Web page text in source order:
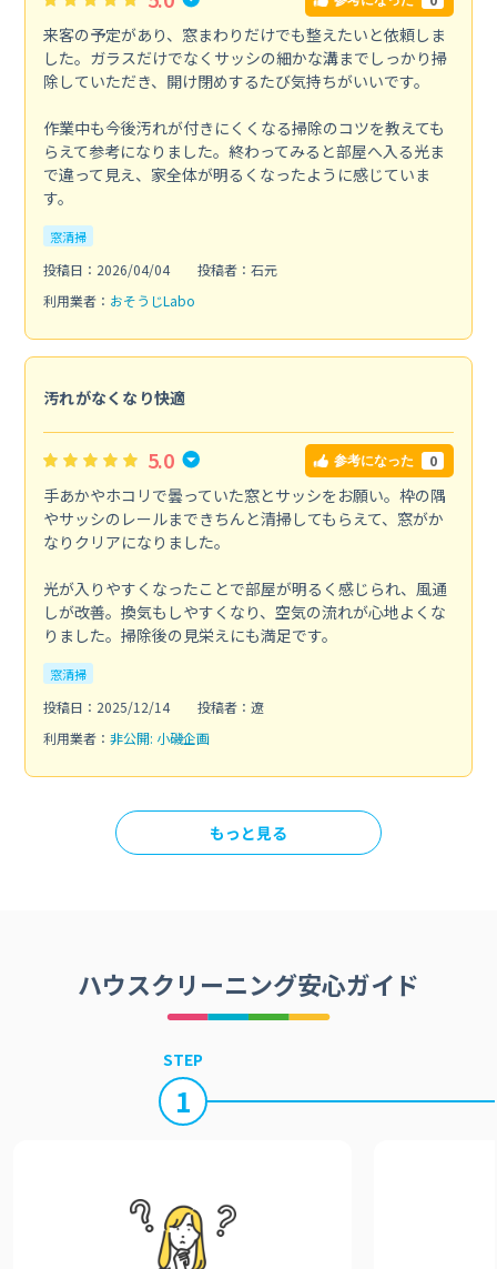
来客の予定があり、窓まわりだけでも整えたいと依頼しま
した。ガラスだけでなくサッシの細かな溝までしっかり掃
除していただき、開け閉めするたび気持ちがいいです。
作業中も今後汚れが付きにくくなる掃除のコツを教えても
らえて参考になりました。終わってみると部屋へ入る光ま
で違って見え、家全体が明るくなったように感じていま
す。
窓清掃
投稿日：2026/04/04
投稿者：石元
利用業者： おそうじLabo
汚れがなくなり快適
5.0 参考になった 0
手あかやホコリで曇っていた窓とサッシをお願い。枠の隅
やサッシのレールまできちんと清掃してもらえて、窓がか
なりクリアになりました。
光が入りやすくなったことで部屋が明るく感じられ、風通
しが改善。換気もしやすくなり、空気の流れが心地よくな
りました。掃除後の見栄えにも満足です。
窓清掃
投稿日：2025/12/14
投稿者：遼
利用業者： 非公開: 小磯企画
もっと見る
ハウスクリーニング安心ガイド
STEP
1